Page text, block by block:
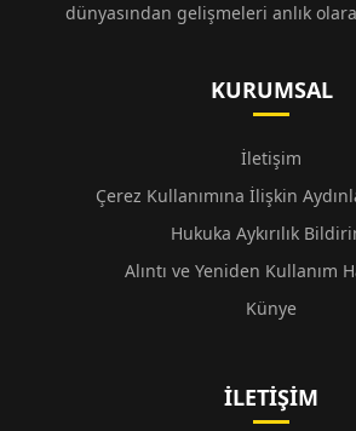
dünyasından gelişmeleri anlık
KURUMSAL
İletişim
Çerez Kullanımına İlişkin
Hukuka Aykırılık
Alıntı ve Yeniden Kullanım
Künye
İLETIŞIM